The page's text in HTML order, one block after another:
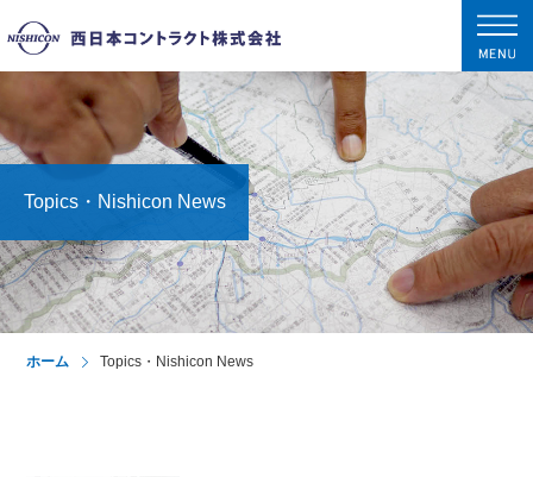
nav
Topics・Nishicon News
ホーム Topics・Nishicon News